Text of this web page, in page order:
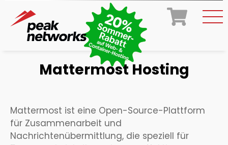
Mattermost Hosting
Mattermost ist eine Open-Source-Plattform
für Zusammenarbeit und
Nachrichtenübermittlung, die speziell für